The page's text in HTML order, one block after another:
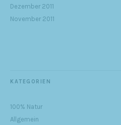
Dezember 2011
November 2011
KATEGORIEN
100% Natur
Allgemein